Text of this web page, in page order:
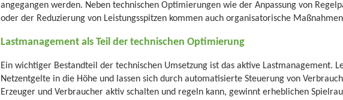
angegangen werden. Neben technischen Optimierungen wie der Anpassung von
oder der Reduzierung von Leistungsspitzen kommen auch organisatorische
Lastmanagement als Teil der technischen Optimierung
Ein wichtiger Bestandteil der technischen Umsetzung ist das aktive Lastmanagement.
Netzentgelte in die Höhe und lassen sich durch automatisierte Steuerung von
Erzeuger und Verbraucher aktiv schalten und regeln kann, gewinnt erheblichen